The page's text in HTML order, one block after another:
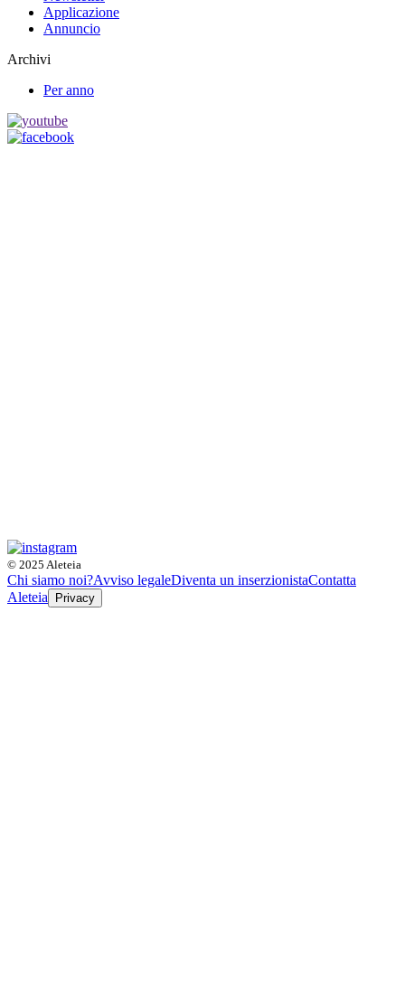
Applicazione
Annuncio
Archivi
Per anno
© 2025 Aleteia
Chi siamo noi?Avviso legaleDiventa un inserzionistaContatta
Aleteia
Privacy